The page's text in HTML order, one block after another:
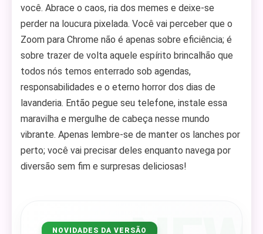
você. Abrace o caos, ria dos memes e deixe-se
perder na loucura pixelada. Você vai perceber que o
Zoom para Chrome não é apenas sobre eficiência; é
sobre trazer de volta aquele espírito brincalhão que
todos nós temos enterrado sob agendas,
responsabilidades e o eterno horror dos dias de
lavanderia. Então pegue seu telefone, instale essa
maravilha e mergulhe de cabeça nesse mundo
vibrante. Apenas lembre-se de manter os lanches por
perto; você vai precisar deles enquanto navega por
diversão sem fim e surpresas deliciosas!
NOVIDADES DA VERSÃO